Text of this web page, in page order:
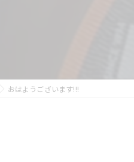
おはようございます!!!